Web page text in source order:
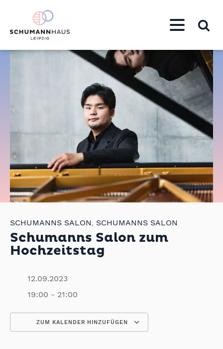
SCHUMANNS SALON, SCHUMANNS SALON
Schumanns Salon zum
Hochzeitstag
12.09.2023
19:00 - 21:00
ZUM KALENDER HINZUFÜGEN